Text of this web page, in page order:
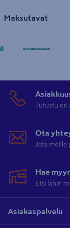
Maksutavat
Tutustu eri
Ota
Jätä
Hae
Etsi lähin
Asiakaspalvelu